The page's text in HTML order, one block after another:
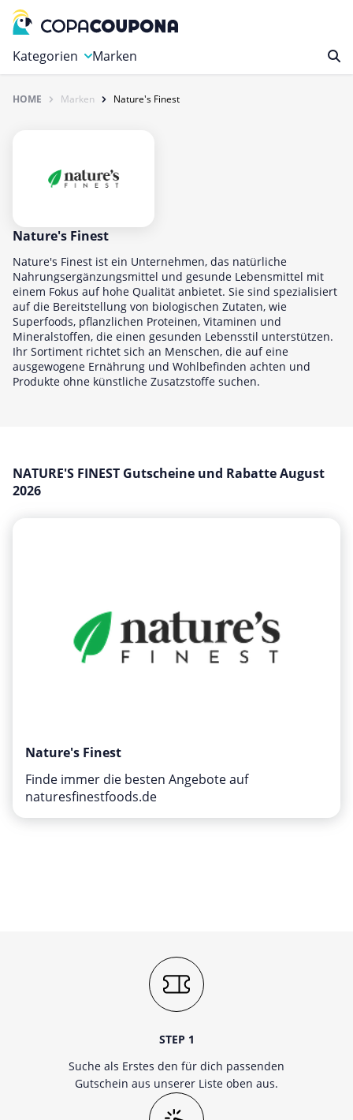
Kategorien
Auto, Motorrad & Werkzeuge
Computer & Elektronik
Essen & Trinken
Foto, Druck & Büro
Gaming & Spielzeug
Garten, Haushalt & Tiere
Gesundheit & Beauty
Hotels & Unterkünfte
Mobilfunk & Internet
Sonstiges
Sport & Freizeit
Marken
HOME Marken Nature's Finest
Nature's Finest
Nature's Finest ist ein Unternehmen, das natürliche
Nahrungsergänzungsmittel und gesunde Lebensmittel mit
einem Fokus auf hohe Qualität anbietet. Sie sind spezialisiert
auf die Bereitstellung von biologischen Zutaten, wie
Superfoods, pflanzlichen Proteinen, Vitaminen und
Mineralstoffen, die einen gesunden Lebensstil unterstützen.
Ihr Sortiment richtet sich an Menschen, die auf eine
ausgewogene Ernährung und Wohlbefinden achten und
Produkte ohne künstliche Zusatzstoffe suchen.
NATURE'S FINEST Gutscheine und Rabatte August
2026
Nature's Finest
Finde immer die besten Angebote auf
naturesfinestfoods.de
STEP 1
Suche als Erstes den für dich passenden
Gutschein aus unserer Liste oben aus.